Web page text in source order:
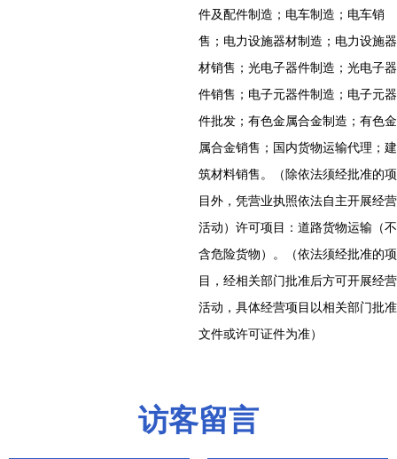
件及配件制造；电车制造；电车销
售；电力设施器材制造；电力设施器
材销售；光电子器件制造；光电子器
件销售；电子元器件制造；电子元器
件批发；有色金属合金制造；有色金
属合金销售；国内货物运输代理；建
筑材料销售。（除依法须经批准的项
目外，凭营业执照依法自主开展经营
活动）许可项目：道路货物运输（不
含危险货物）。（依法须经批准的项
目，经相关部门批准后方可开展经营
活动，具体经营项目以相关部门批准
文件或许可证件为准）
访客留言